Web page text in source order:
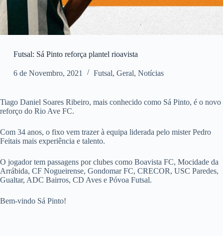
Futsal: Sá Pinto reforça plantel rioavista
6 de Novembro, 2021 Futsal, Geral, Notícias
Tiago Daniel Soares Ribeiro, mais conhecido como Sá Pinto, é o novo
reforço do Rio Ave FC.
Com 34 anos, o fixo vem trazer à equipa liderada pelo mister Pedro
Feitais mais experiência e talento.
O jogador tem passagens por clubes como Boavista FC, Mocidade da
Arrábida, CF Nogueirense, Gondomar FC, CRECOR, USC Paredes,
Gualtar, ADC Bairros, CD Aves e Póvoa Futsal.
Bem-vindo Sá Pinto!